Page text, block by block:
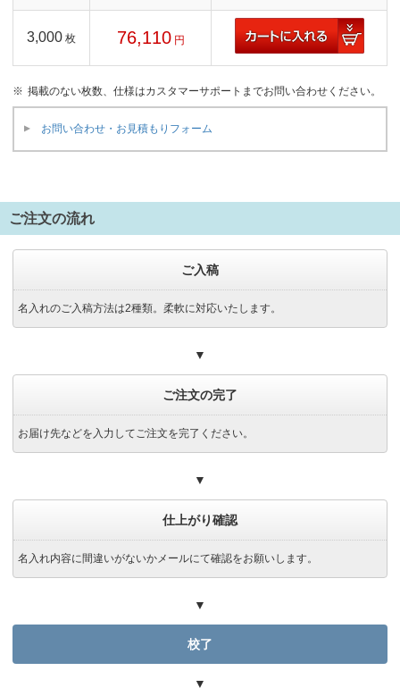
3,000 枚 76,110 円
掲載のない枚数、仕様はカスタマーサポートまでお問い合わせください。
お問い合わせ・お見積もりフォーム
ご注文の流れ
ご入稿
名入れのご入稿方法は2種類。柔軟に対応いたします。
▼
ご注文の完了
お届け先などを入力してご注文を完了ください。
▼
仕上がり確認
名入れ内容に間違いがないかメールにて確認をお願いします。
▼
校了
▼